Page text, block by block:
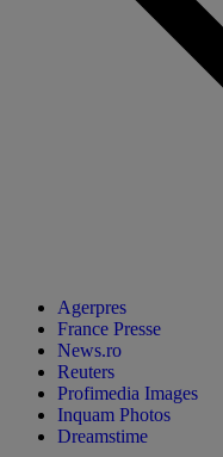
Agerpres
France Presse
News.ro
Reuters
Profimedia Images
Inquam Photos
Dreamstime